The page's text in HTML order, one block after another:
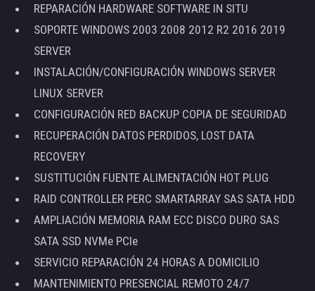
REPARACIÓN HARDWARE SOFTWARE IN SITU
SOPORTE WINDOWS 2003 2008 2012 R2 2016 2019
SERVER
INSTALACIÓN/CONFIGURACIÓN WINDOWS SERVER
LINUX SERVER
CONFIGURACIÓN RED BACKUP COPIA DE SEGURIDAD
RECUPERACIÓN DATOS PERDIDOS, LOST DATA
RECOVERY
SUSTITUCIÓN FUENTE ALIMENTACIÓN HOT PLUG
RAID CONTROLLER PERC SMARTARRAY SAS SATA HDD
AMPLIACIÓN MEMORIA RAM ECC DISCO DURO SAS
SATA SSD NVMe PCIe
SERVICIO REPARACIÓN 24 HORAS A DOMICILIO
MANTENIMIENTO PRESENCIAL REMOTO 24/7